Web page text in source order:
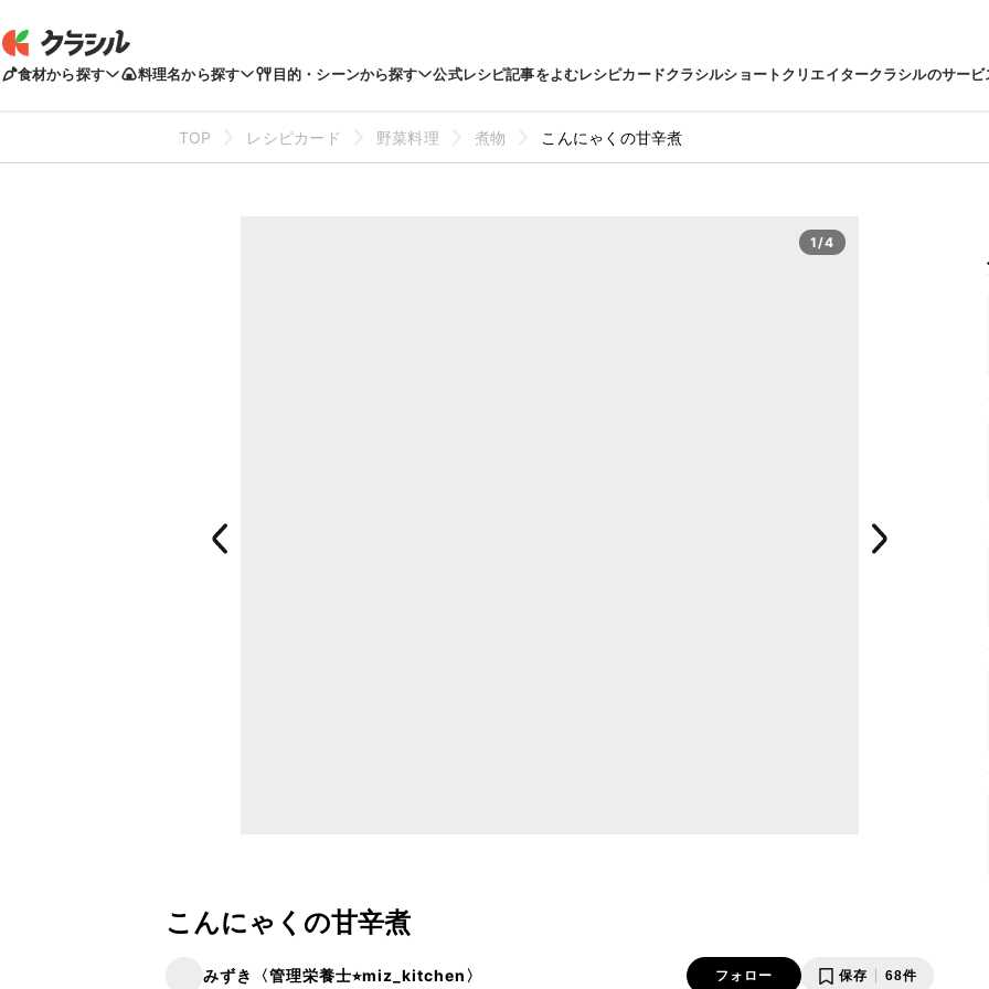
食材から探す 料理名から探す 目的・シーンから探す 公式レシピ記事をよむレシピカードクラシルショートクリエイタークラシルのサービ
TOP レシピカード 野菜料理 煮物 こんにゃくの甘辛煮
1/4
こんにゃくの甘辛煮
みずき〈管理栄養士⭐︎miz_kitchen〉 フォロー 保存 68件